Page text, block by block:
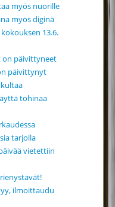
myös nuorille
myös diginä
13.6.
on päivittyneet
päivittynyt
kultaa
tohinaa
tarjolla
vietettiin
ilmoittaudu